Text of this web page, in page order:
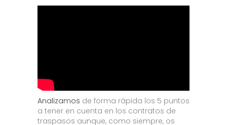
Analizamos de forma rápida los 5 puntos
a tener en cuenta en los contratos de
traspasos aunque, como siempre, os